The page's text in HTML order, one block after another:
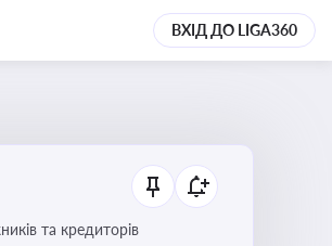
ВХІД ДО LIGA360
та кредиторів